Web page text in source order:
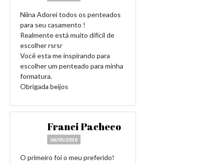
Niina Adorei todos os penteados
para seu casamento !
Realmente está muito difícil de
escolher rsrsr
Você esta me inspirando para
escolher um penteado para minha
formatura.
Obrigada beijos
Franci Pacheco
06/05/2018
O primeiro foi o meu preferido!